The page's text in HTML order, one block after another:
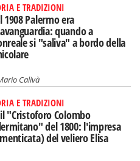
E TRADIZIONI
1908 Palermo era
quando a
si "saliva" a bordo della
Calivà
E TRADIZIONI
"Cristoforo Colombo
del 1800: l'impresa
del veliero Elisa